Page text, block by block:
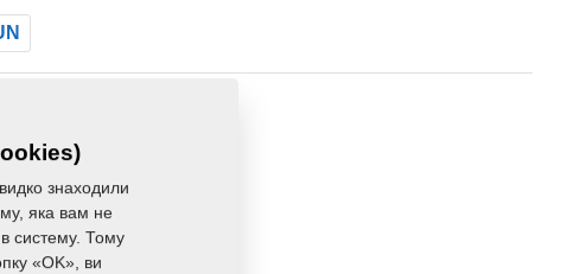
знаходили
яка вам не
систему. Тому
«OK», ви